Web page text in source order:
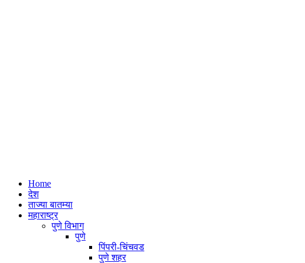
Home
देश
ताज्या बातम्या
महाराष्ट्र
पुणे विभाग
पुणे
पिंपरी-चिंचवड
पुणे शहर